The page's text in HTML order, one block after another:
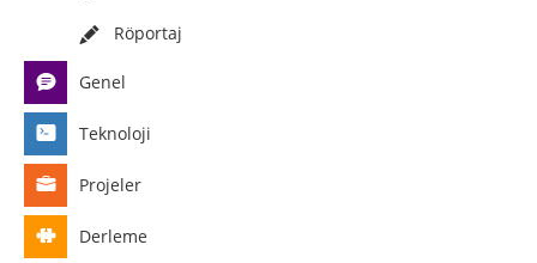
Röportaj
Genel
Teknoloji
Projeler
Derleme